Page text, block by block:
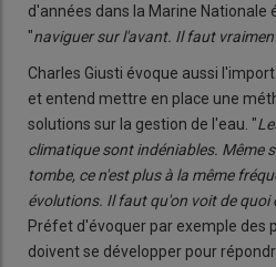
d'années dans la Marine Nationale
"naviguer sur l'avant. Il faut
Charles Giusti évoque aussi
et entend mettre en place une
solutions sur la gestion de l'eau. "
climatique sont indéniables. Même
tombe, ce n'est plus à la même
évolutions. Il faut qu'on voit de quoi
Préfet d'évoquer par exemple des
doivent se développer pour